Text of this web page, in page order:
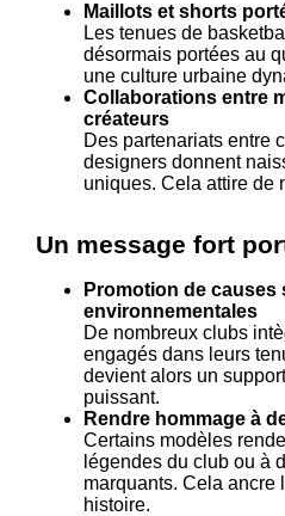
Maillots et shorts
Les tenues de
désormais portées au
une culture urbaine
Collaborations entre
créateurs
Des partenariats entre
designers donnent
uniques. Cela attire de
Un message fort
Promotion de causes
environnementales
De nombreux clubs
engagés dans leurs
devient alors un
puissant.
Rendre hommage à
Certains modèles
légendes du club ou à
marquants. Cela ancre
histoire.